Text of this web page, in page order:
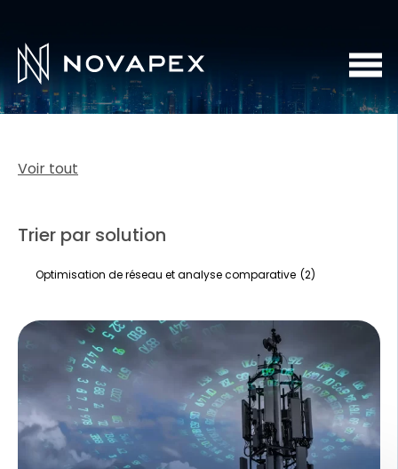
Voir tout
Trier par solution
Optimisation de réseau et analyse comparative (2)